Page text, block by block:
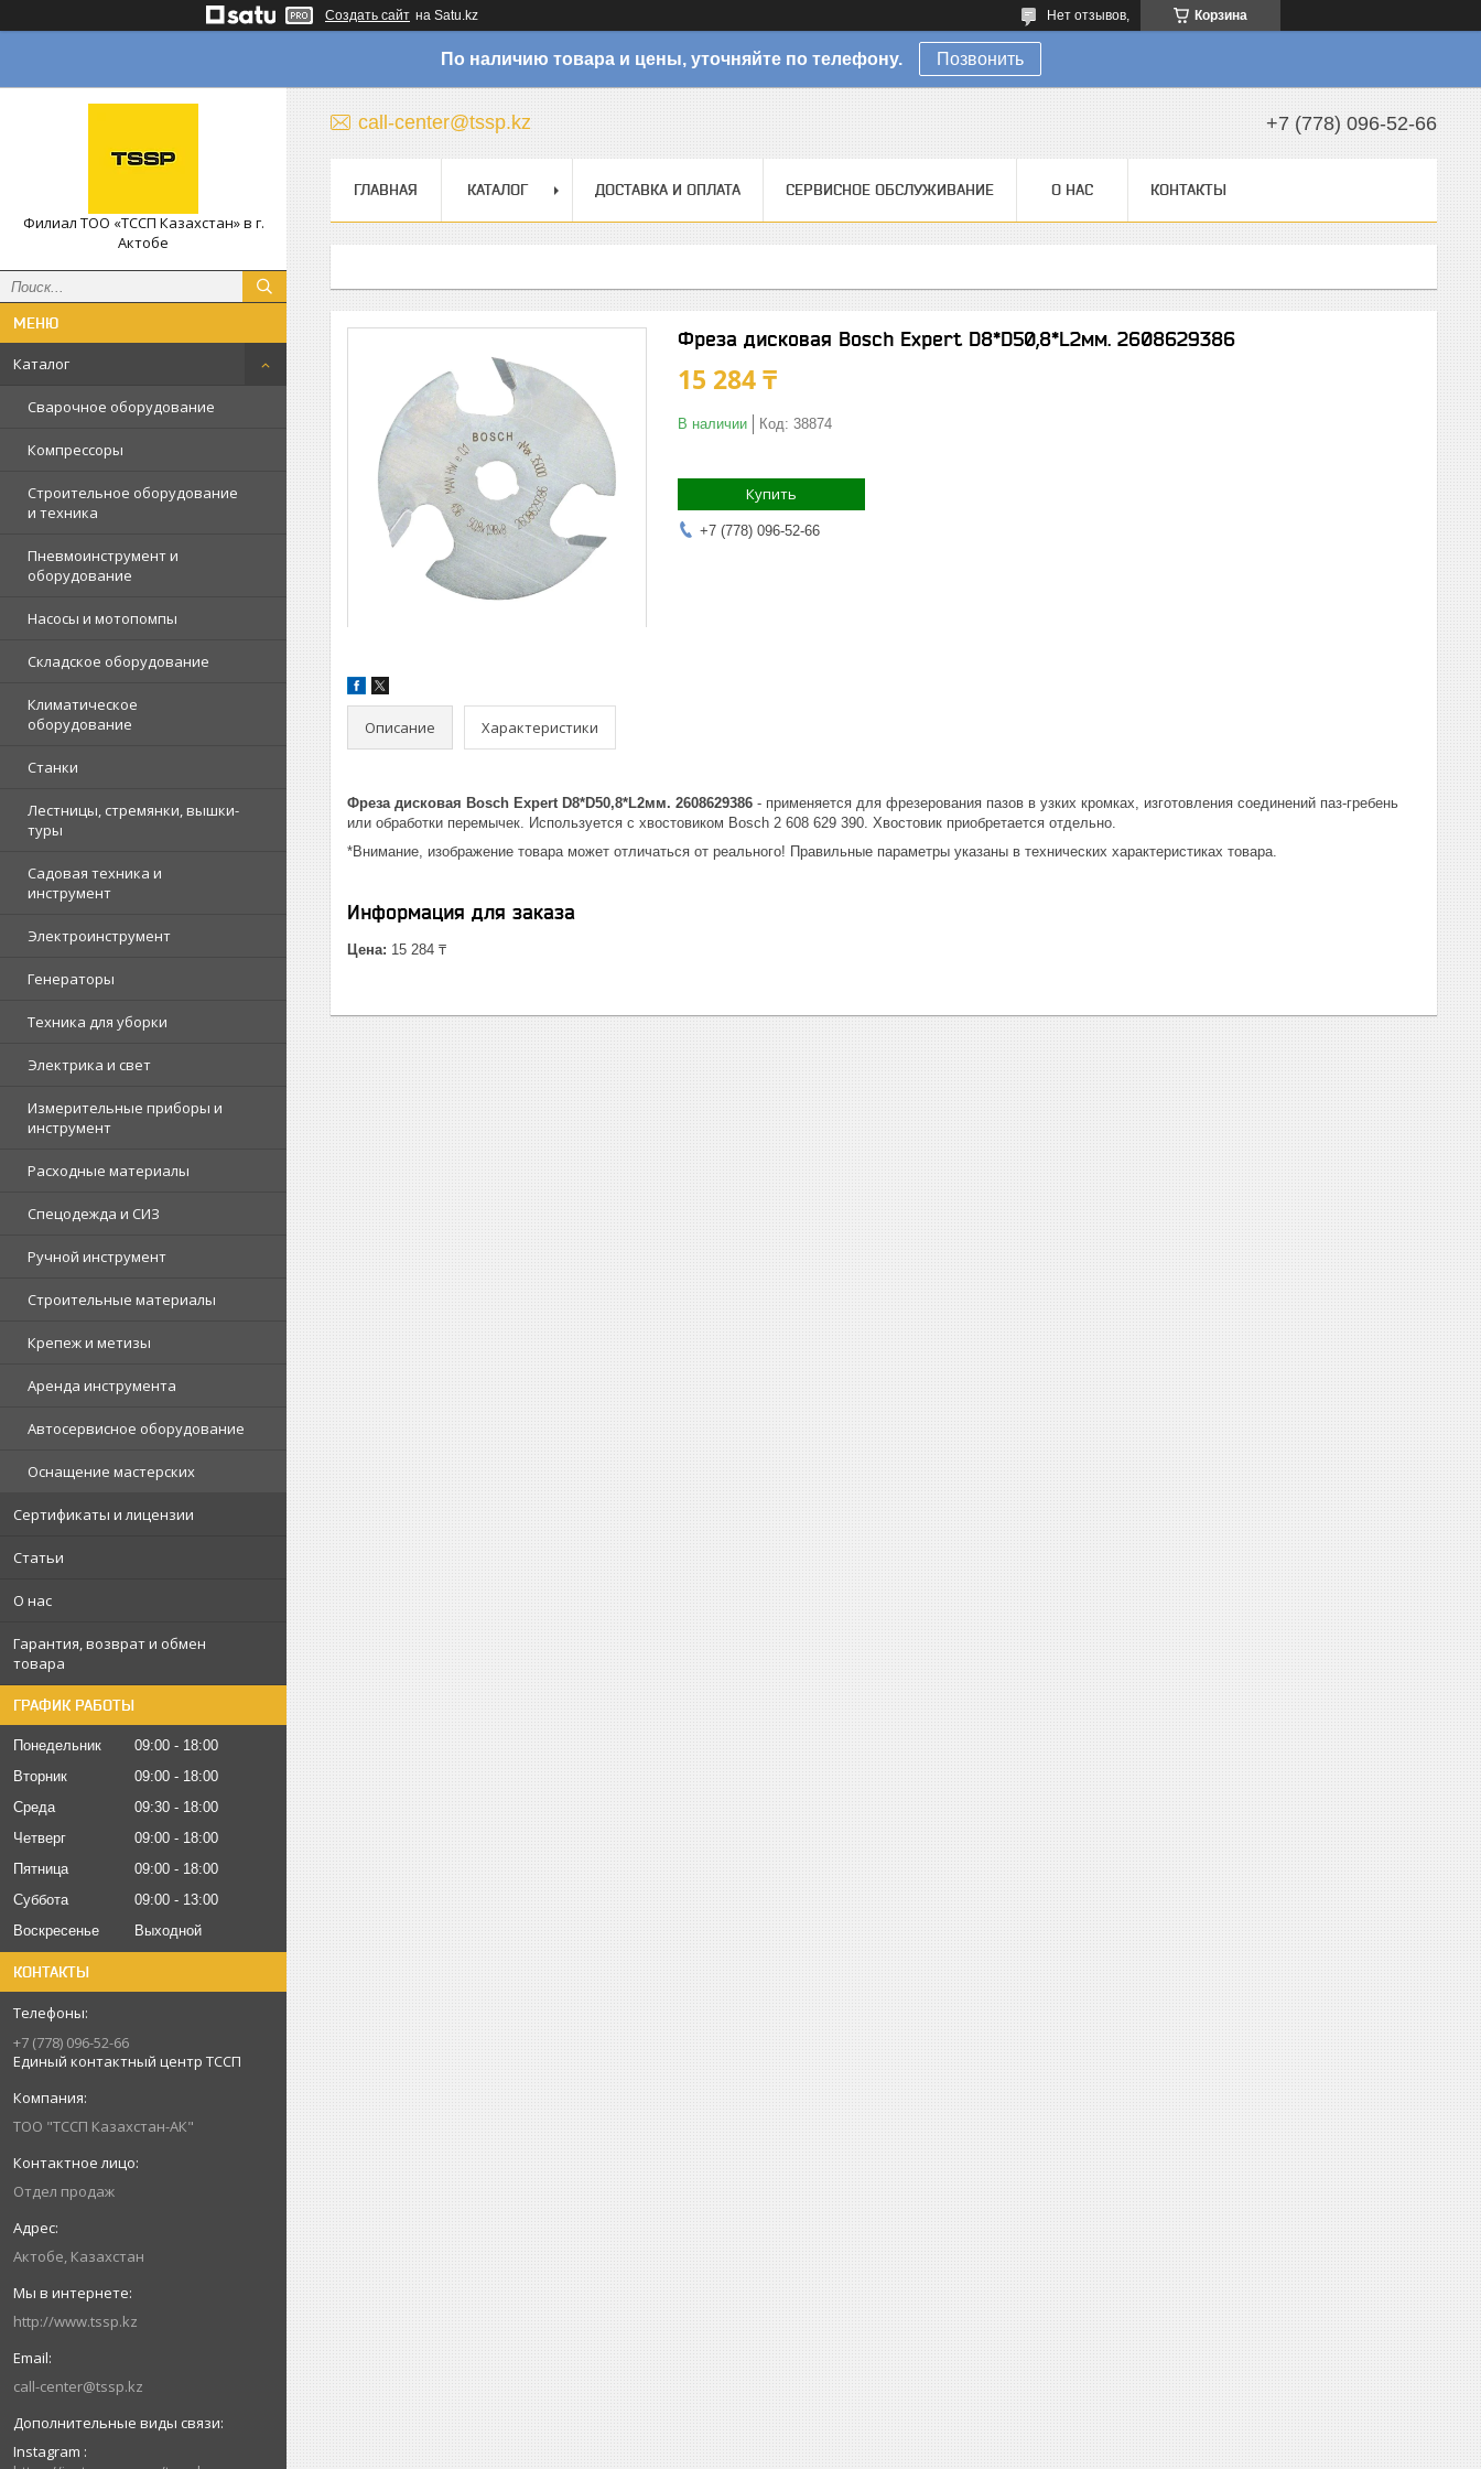
Создать сайт на Satu.kz Корзина
Нет отзывов,
По наличию товара и цены, уточняйте по телефону. Позвонить
Филиал ТОО «ТССП Казахстан» в г.
Актобе
Каталог
Сварочное оборудование
Компрессоры
Строительное оборудование
и техника
Пневмоинструмент и
оборудование
Насосы и мотопомпы
Складское оборудование
Климатическое
оборудование
Станки
Лестницы, стремянки, вышки-
туры
Садовая техника и
инструмент
Электроинструмент
Генераторы
Техника для уборки
Электрика и свет
Измерительные приборы и
инструмент
Расходные материалы
Спецодежда и СИЗ
Ручной инструмент
Строительные материалы
Крепеж и метизы
Аренда инструмента
Автосервисное оборудование
Оснащение мастерских
Сертификаты и лицензии
Статьи
О нас
Гарантия, возврат и обмен
товара
ГРАФИК РАБОТЫ
Понедельник 09:00
18:00
Вторник
09:00
18:00
Среда
09:30
18:00
Четверг
09:00
18:00
Пятница
09:00
18:00
Суббота
09:00
13:00
Воскресенье
Выходной
КОНТАКТЫ
+7 (778) 096-52-66
Единый контактный центр ТССП
ТОО "ТССП Казахстан-АК"
Отдел продаж
Актобе, Казахстан
http://www.tssp.kz
call-center@tssp.kz
Instagram
call-center@tssp.kz +7 (778) 096-52-66
ГЛАВНАЯ КАТАЛОГ ДОСТАВКА И ОПЛАТА СЕРВИСНОЕ ОБСЛУЖИВАНИЕ О НАС КОНТАКТЫ
Фреза дисковая Bosch Expert D8*D50,8*L2мм. 2608629386
15 284 ₸
В наличии Код: 38874
Купить
+7 (778) 096-52-66
Описание Характеристики
Фреза дисковая Bosch Expert D8*D50,8*L2мм. 2608629386 - применяется для фрезерования пазов в узких кромках, изготовления соединений паз-гребень
или обработки перемычек. Используется с хвостовиком Bosch 2 608 629 390. Хвостовик приобретается отдельно.
*Внимание, изображение товара может отличаться от реального! Правильные параметры указаны в технических характеристиках товара.
Информация для заказа
Цена: 15 284 ₸